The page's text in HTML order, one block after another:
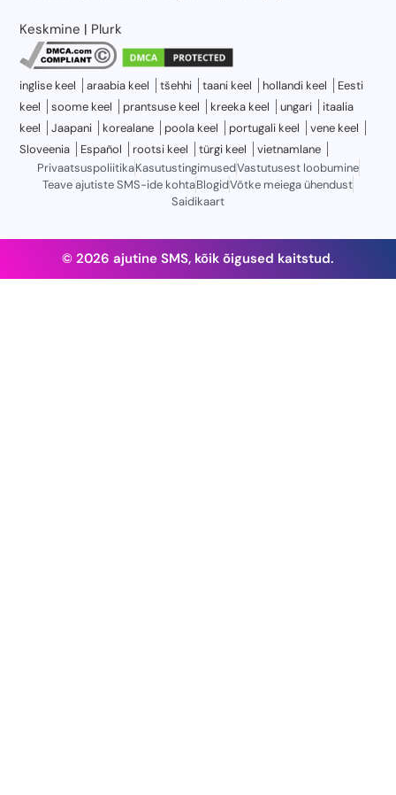
Keskmine | Plurk
inglise keel araabia keel tšehhi taani keel hollandi keel
Eesti
keel
soome keel prantsuse keel kreeka keel ungari
itaalia
keel
Jaapani korealane poola keel portugali keel
vene keel
Sloveenia
Español rootsi keel türgi keel
vietnamlane
PrivaatsuspoliitikaKasutustingimusedVastutusest loobumine
Teave ajutiste SMS-ide kohtaBlogidVõtke meiega ühendust
Saidikaart
© 2026 ajutine SMS, kõik õigused kaitstud.